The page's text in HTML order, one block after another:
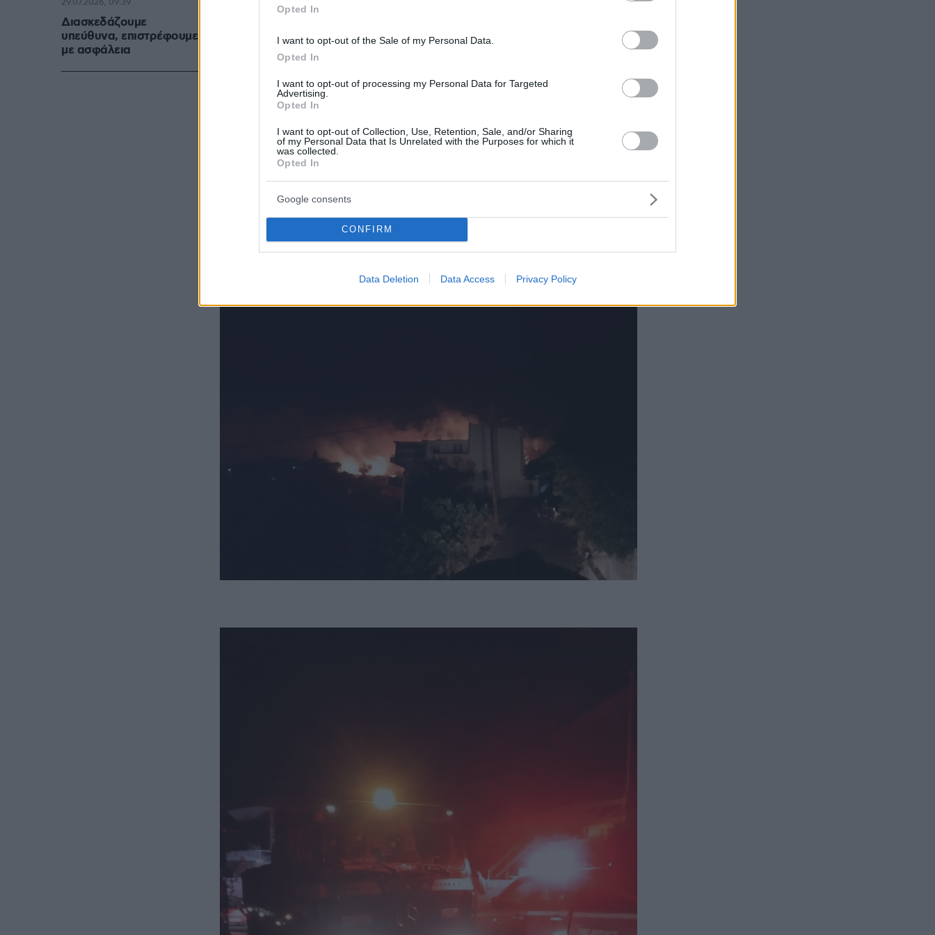
Opted In
I want to opt-out of the Sale of my Personal Data.
Opted In
I want to opt-out of processing my Personal Data for Targeted
Advertising.
Opted In
I want to opt-out of Collection, Use, Retention, Sale, and/or Sharing
of my Personal Data that Is Unrelated with the Purposes for which it
was collected.
Opted In
Google consents
CONFIRM
Data Deletion Data Access Privacy Policy
Διασκεδάζουμε
υπεύθυνα, επιστρέφουμε
με ασφάλεια
29.07.2026, 09:39